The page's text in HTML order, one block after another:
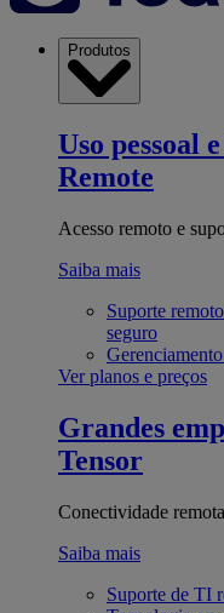
Produtos
Uso pessoal
Remote
Acesso remoto e
Saiba mais
Suporte remoto
seguro
Ver planos e preços
Grandes
Tensor
Conectividade
Saiba mais
Suporte de TI